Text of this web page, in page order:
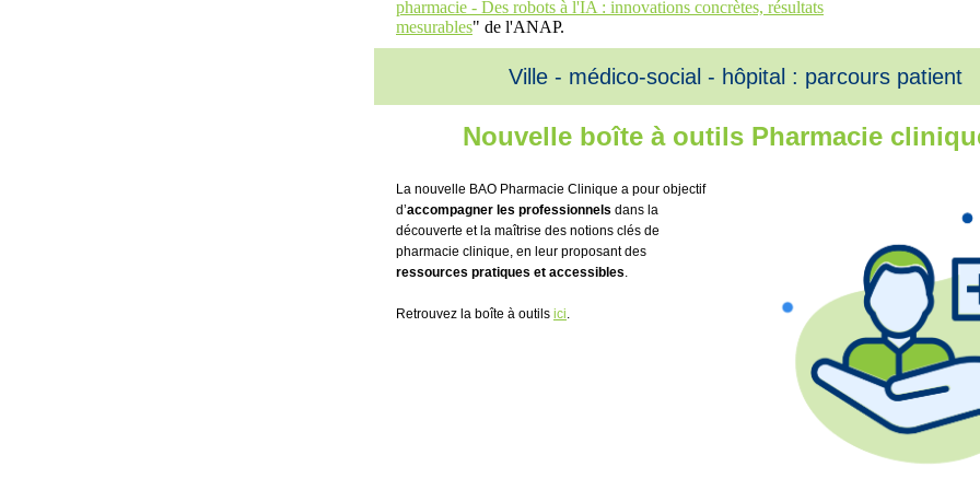
pharmacie - Des robots à l'IA : innovations concrètes, résultats
mesurables" de l'ANAP.
Ville - médico-social - hôpital : parcours patient
Nouvelle boîte à outils Pharmacie
La nouvelle BAO Pharmacie Clinique a pour objectif
d’accompagner les professionnels dans la
découverte et la maîtrise des notions clés de
pharmacie clinique, en leur proposant des
ressources pratiques et accessibles.
Retrouvez la boîte à outils ici.